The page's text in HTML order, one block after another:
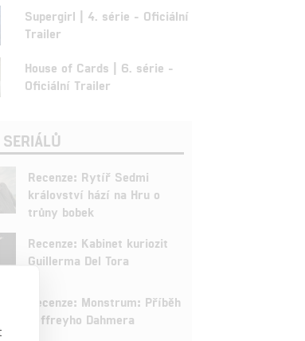
Supergirl | 4. série - Oficiální
Trailer
House of Cards | 6. série -
Oficiální Trailer
Recenze: Rytíř Sedmi
království hází na Hru o
trůny bobek
Recenze: Kabinet kuriozit
Guillerma Del Tora
Recenze: Monstrum: Příběh
Jeffreyho Dahmera